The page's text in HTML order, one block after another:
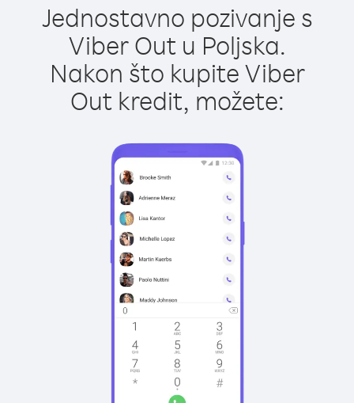
Jednostavno pozivanje s
Viber Out u Poljska.
Nakon što kupite Viber
Out kredit, možete: